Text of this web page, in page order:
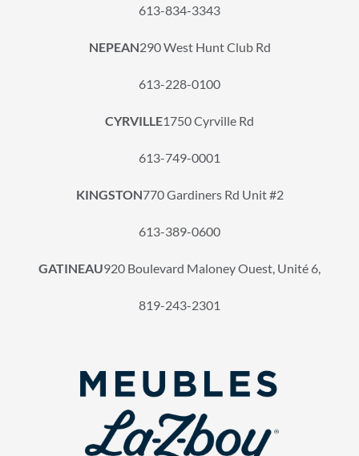
613-834-3343
NEPEAN290 West Hunt Club Rd
613-228-0100
CYRVILLE1750 Cyrville Rd
613-749-0001
KINGSTON770 Gardiners Rd Unit #2
613-389-0600
GATINEAU920 Boulevard Maloney Ouest, Unité 6,
819-243-2301